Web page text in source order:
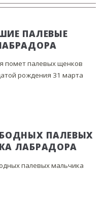
ПАЛЕВЫЕ
помет палевых щенков
рождения 31 марта
ПАЛЕВЫХ
ЛАБРАДОРА
палевых мальчика